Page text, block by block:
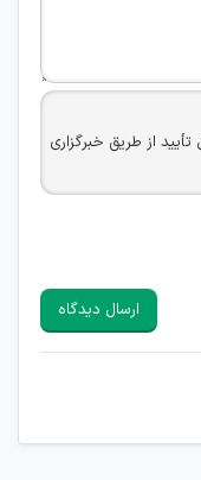
از طریق خبرگزاری
قصد مأیوس کردن
(مسئول و غیر مسئول)
چه به صورت دسته
ارسال دیدگاه